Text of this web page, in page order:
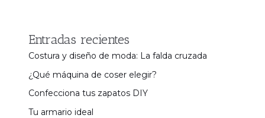
Entradas recientes
Costura y diseño de moda: La falda cruzada
¿Qué máquina de coser elegir?
Confecciona tus zapatos DIY
Tu armario ideal